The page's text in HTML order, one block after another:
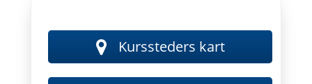
Kurssteders kartKurssteder -